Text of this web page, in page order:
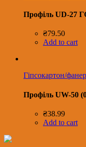
Профіль UD-27
₴79.50
Add to cart
Гіпсокартон/
Профіль UW-50
₴38.99
Add to cart